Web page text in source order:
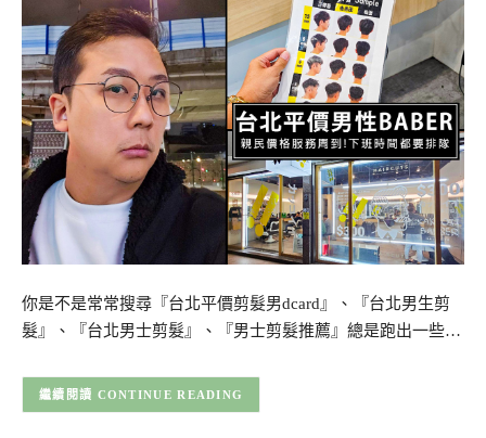
你是不是常常搜尋『台北平價剪髮男dcard』、『台北男生剪
髮』、『台北男士剪髮』、『男士剪髮推薦』總是跑出一些…
CONTINUE READING